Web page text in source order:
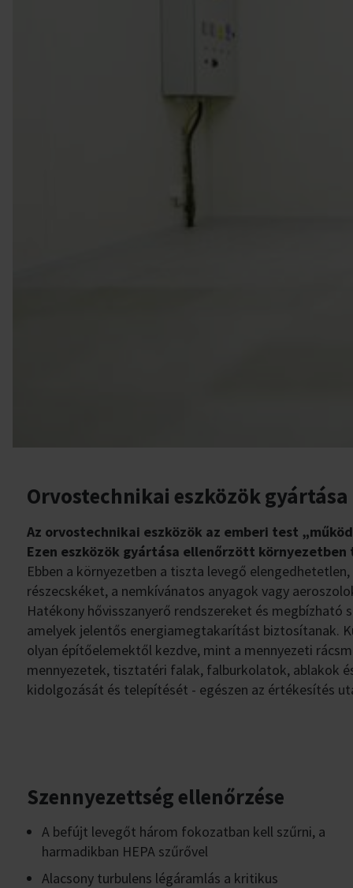
Orvostechnikai eszközök gyártása
Az orvostechnikai eszközök az emberi test
Ezen eszközök gyártása ellenőrzött
Ebben a környezetben a tiszta levegő
részecskéket, a nemkívánatos anyagok vagy
Hatékony hővisszanyerő rendszereket és megbízható
amelyek jelentős energiamegtakarítást biztosítanak.
olyan építőelemektől kezdve, mint a mennyezeti
mennyezetek, tisztatéri falak, falburkolatok, ablakok
kidolgozását és telepítését - egészen az értékesítés
Szennyezettség ellenőrzése
A befújt levegőt három fokozatban kell szűrni, a
harmadikban HEPA szűrővel
Alacsony turbulens légáramlás a kritikus